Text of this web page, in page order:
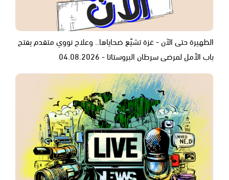
الظهيرة حتى الآن - غزة تشيّع ضحاياها.. وعلاج نووي متقدم يفتح
باب الأمل لمرضى سرطان البروستاتا - 04.08.2026